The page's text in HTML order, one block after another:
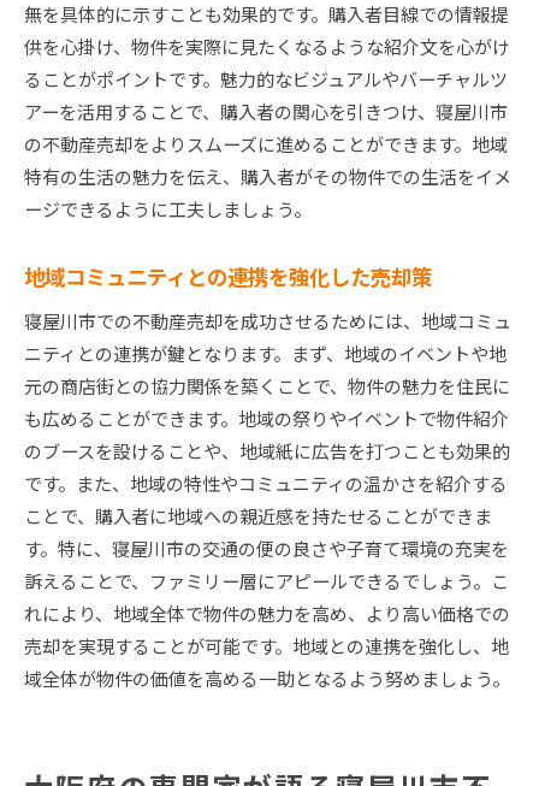
無を具体的に示すことも効果的です。購入者目線での情報提
供を心掛け、物件を実際に見たくなるような紹介文を心がけ
ることがポイントです。魅力的なビジュアルやバーチャルツ
アーを活用することで、購入者の関心を引きつけ、寝屋川市
の不動産売却をよりスムーズに進めることができます。地域
特有の生活の魅力を伝え、購入者がその物件での生活をイメ
ージできるように工夫しましょう。
地域コミュニティとの連携を強化した売却策
寝屋川市での不動産売却を成功させるためには、地域コミュ
ニティとの連携が鍵となります。まず、地域のイベントや地
元の商店街との協力関係を築くことで、物件の魅力を住民に
も広めることができます。地域の祭りやイベントで物件紹介
のブースを設けることや、地域紙に広告を打つことも効果的
です。また、地域の特性やコミュニティの温かさを紹介する
ことで、購入者に地域への親近感を持たせることができま
す。特に、寝屋川市の交通の便の良さや子育て環境の充実を
訴えることで、ファミリー層にアピールできるでしょう。こ
れにより、地域全体で物件の魅力を高め、より高い価格での
売却を実現することが可能です。地域との連携を強化し、地
域全体が物件の価値を高める一助となるよう努めましょう。